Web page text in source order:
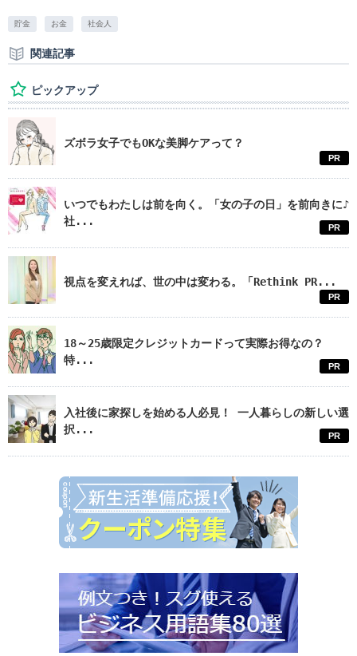
貯金 お金 社会人
関連記事
ピックアップ
ズボラ女子でもOKな美脚ケアって？
PR
いつでもわたしは前を向く。「女の子の日」を前向きに♪
社...
PR
視点を変えれば、世の中は変わる。「Rethink PR...
PR
18～25歳限定クレジットカードって実際お得なの？
特...
PR
入社後に家探しを始める人必見！ 一人暮らしの新しい選
択...
PR